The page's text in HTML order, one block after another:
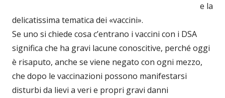
e la
delicatissima tematica dei «vaccini».
Se uno si chiede cosa c’entrano i vaccini con i DSA
significa che ha gravi lacune conoscitive, perché oggi
è risaputo, anche se viene negato con ogni mezzo,
che dopo le vaccinazioni possono manifestarsi
disturbi da lievi a veri e propri gravi danni